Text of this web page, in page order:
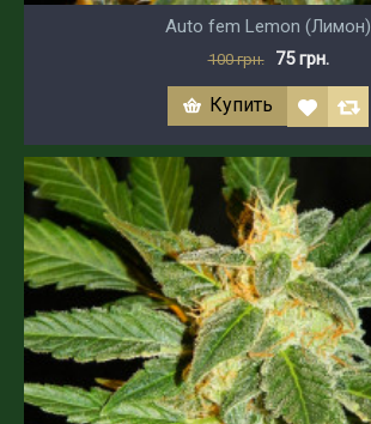
Auto fem Lemon (Лимон)
100 грн. 75 грн.
Купить